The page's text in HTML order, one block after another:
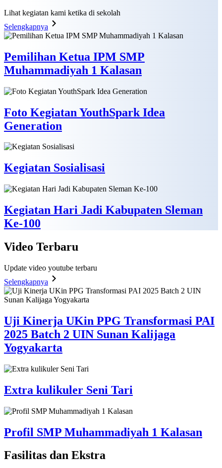
Lihat kegiatan kami ketika di sekolah
Selengkapnya
Pemilihan Ketua IPM SMP
Muhammadiyah 1 Kalasan
Foto Kegiatan YouthSpark Idea
Generation
Kegiatan Sosialisasi
Kegiatan Hari Jadi Kabupaten Sleman
Ke-100
Video Terbaru
Update video youtube terbaru
Selengkapnya
Uji Kinerja UKin PPG Transformasi PAI
2025 Batch 2 UIN Sunan Kalijaga
Yogyakarta
Extra kulikuler Seni Tari
Profil SMP Muhammadiyah 1 Kalasan
Fasilitas dan Ekstra